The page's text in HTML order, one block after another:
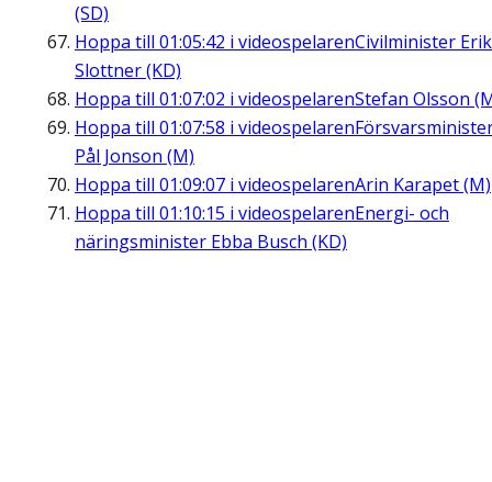
(SD)
Hoppa till 01:05:42 i videospelarenCivilminister Erik
Slottner (KD)
Hoppa till 01:07:02 i videospelarenStefan Olsson
Hoppa till 01:07:58 i videospelaren
Pål Jonson (M)
Hoppa till 01:09:07 i videospelarenArin Karapet (M)
Hoppa till 01:10:15 i videospelarenEnergi- och
näringsminister Ebba Busch (KD)